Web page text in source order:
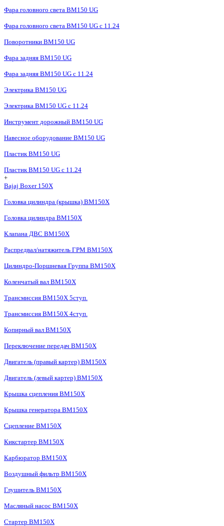
Фара головного света BM150 UG
Фара головного света BM150 UG c 11.24
Поворотники BM150 UG
Фара задняя BM150 UG
Фара задняя BM150 UG с 11.24
Электрика BM150 UG
Электрика BM150 UG c 11.24
Инструмент дорожный BM150 UG
Навесное оборудование BM150 UG
Пластик BM150 UG
Пластик BM150 UG c 11.24
+
Bajaj Boxer 150X
Головка цилиндра (крышка) BM150X
Головка цилиндра BM150X
Клапана ДВС BM150X
Распредвал/натяжитель ГРМ BM150X
Цилиндро-Поршневая Группа BM150X
Коленчатый вал BM150X
Трансмиссия BM150X 5ступ.
Трансмиссия BM150X 4ступ.
Копирный вал BM150X
Переключение передач BM150X
Двигатель (правый картер) BM150X
Двигатель (левый картер) BM150X
Крышка сцепления BM150X
Крышка генератора BM150X
Сцепление BM150X
Кикстартер BM150X
Карбюратор BM150X
Воздушный фильтр BM150X
Глушитель BM150X
Масляный насос BM150X
Стартер BM150X